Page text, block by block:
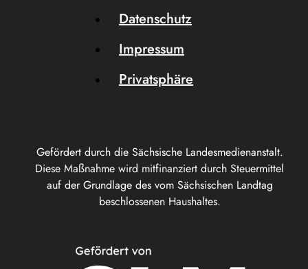
Gefördert durch die Sächsische Landesmedienanstalt.
Diese Maßnahme wird mitfinanziert durch Steuermittel
auf der Grundlage des vom Sächsischen Landtag
beschlossenen Haushaltes.
Datenschutz
Impressum
Privatsphäre